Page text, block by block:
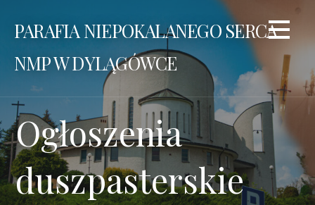
PARAFIA NIEPOKALANEGO SERCA
NMP W DYLĄGÓWCE
Ogłoszenia
duszpasterskie